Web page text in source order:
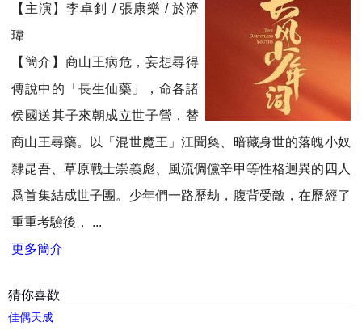
【主演】李卓釗 / 張康樂 / 於濟
瑋
【簡介】商山王病危，妄想尋得
傳說中的「長生仙藥」，命各諸
侯國送其子來朝成立世子營，替
商山王尋藥。以「混世魔王」江聞奐、暗藏身世的落魄小奴
隸昆吾、草原戰士崇義彪、風流倜儻辛甲等性格迥異的四人
爲首集結成世子團。少年們一路歷劫，腹背受敵，在歷經了
重重考驗後， ...
更多簡介
猜你喜歡
佳偶天成